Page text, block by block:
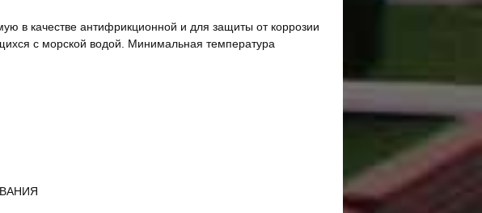
в качестве антифрикционной и для защиты от коррозии
с морской водой. Минимальная температура